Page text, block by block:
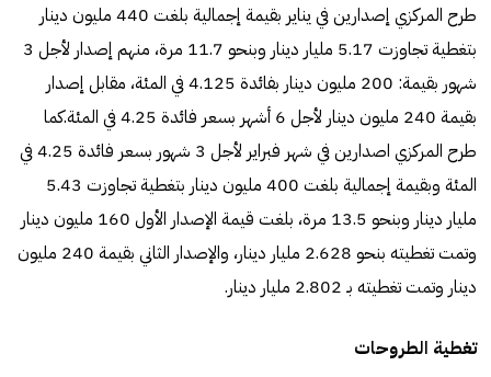
طرح المركزي إصدارين في يناير بقيمة إجمالية بلغت 440 مليون دينار
بتغطية تجاوزت 5.17 مليار دينار وبنحو 11.7 مرة، منهم إصدار لأجل 3
شهور بقيمة: 200 مليون دينار بفائدة 4.125 في المئة، مقابل إصدار
بقيمة 240 مليون دينار لأجل 6 أشهر بسعر فائدة 4.25 في المئة.كما
طرح المركزي اصدارين في شهر فبراير لأجل 3 شهور بسعر فائدة 4.25 في
المئة وبقيمة إجمالية بلغت 400 مليون دينار بتغطية تجاوزت 5.43
مليار دينار وبنحو 13.5 مرة، بلغت قيمة الإصدار الأول 160 مليون دينار
وتمت تغطيته بنحو 2.628 مليار دينار، والإصدار الثاني بقيمة 240 مليون
دينار وتمت تغطيته بـ 2.802 مليار دينار.
تغطية الطروحات